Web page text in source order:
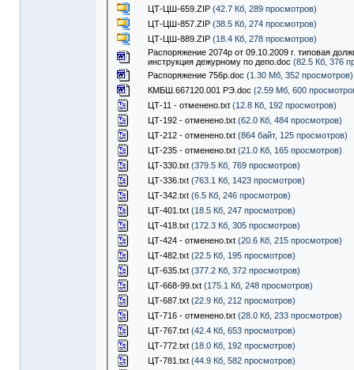
ЦТ-ЦШ-659.ZIP (42.7 Кб, 289 просмотров)
ЦТ-ЦШ-857.ZIP (38.5 Кб, 274 просмотров)
ЦТ-ЦШ-889.ZIP (18.4 Кб, 278 просмотров)
Распоряжение 2074р от 09.10.2009 г. типовая
инструкция дежурному по депо.doc (82.5 Кб, 376
Распоряжение 756р.doc (1.30 Мб, 352 просмотров)
КМБШ.667120.001 РЭ.doc (2.59 Мб, 600
ЦТ-11 - отменено.txt (12.8 Кб, 192 просмотров)
ЦТ-192 - отменено.txt (62.0 Кб, 484 просмотров)
ЦТ-212 - отменено.txt (864 байт, 125 просмотров)
ЦТ-235 - отменено.txt (21.0 Кб, 165 просмотров)
ЦТ-330.txt (379.5 Кб, 769 просмотров)
ЦТ-336.txt (763.1 Кб, 1423 просмотров)
ЦТ-342.txt (6.5 Кб, 246 просмотров)
ЦТ-401.txt (18.5 Кб, 247 просмотров)
ЦТ-418.txt (172.3 Кб, 305 просмотров)
ЦТ-424 - отменено.txt (20.6 Кб, 215 просмотров)
ЦТ-482.txt (22.5 Кб, 195 просмотров)
ЦТ-635.txt (377.2 Кб, 372 просмотров)
ЦТ-668-99.txt (175.1 Кб, 248 просмотров)
ЦТ-687.txt (22.9 Кб, 212 просмотров)
ЦТ-716 - отменено.txt (28.0 Кб, 233 просмотров)
ЦТ-767.txt (42.4 Кб, 653 просмотров)
ЦТ-772.txt (18.0 Кб, 192 просмотров)
ЦТ-781.txt (44.9 Кб, 582 просмотров)